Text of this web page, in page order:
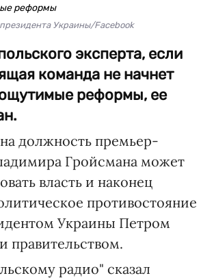
реформы
Украины/Facebook
эксперта, если
команда не начнет
реформы, ее
должность премьер-
Гройсмана может
власть и наконец
противостояние
Украины Петром
правительством.
радио" сказал